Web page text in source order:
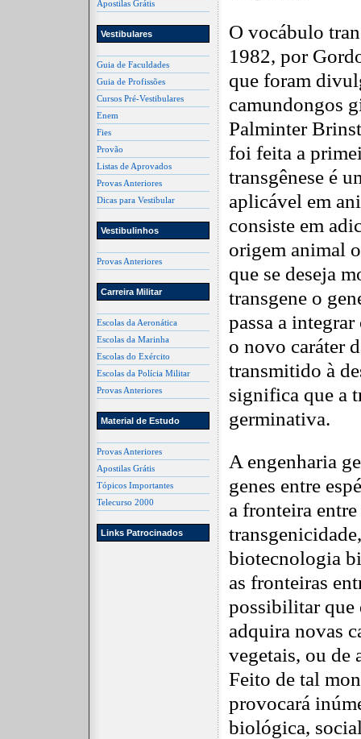
Apostilas Grátis
Vestibulares
Guia de Faculdades
Guia de Profissões
Cursos Pré-Vestibulares
Enem
Fies
Provão
Listas de Aprovados
Provas Anteriores
Dicas para Vestibular
Vestibulinhos
Provas Anteriores
Carreira Militar
Escolas da Aeronática
Escolas da Marinha
Escolas do Exército
Escolas da Polícia Militar
Provas Anteriores
Material de Estudo
Provas Anteriores
Apostilas Grátis
Tópicos Importantes
Telecurso 2000
Links Patrocinados
O vocábulo
1982, por
que foram
camundongos
Palminter
foi feita a
transgênese é
aplicável em
consiste em
origem animal
que se deseja
transgene o
passa a
o novo caráter
transmitido à
significa que a
germinativa.
A engenharia
genes entre
a fronteira entre
biotecnologia
as fronteiras
possibilitar que
adquira novas
vegetais, ou de
Feito de tal
provocará
biológica,